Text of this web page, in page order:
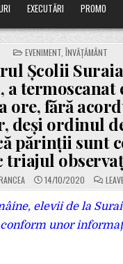
EXECUTĂRI PROMO
POSTED
IN
EVENIMENT ÎNVĂȚĂMÂNT
Școlii
a termoscanat
ore, fără
deși ordinul
părinții sunt
triajul
14/10/2020
elevii de la
unor